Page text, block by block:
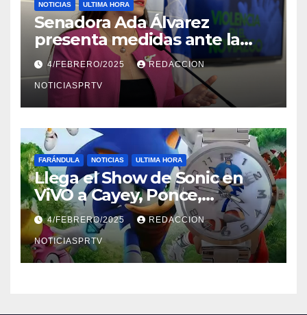
NOTICIAS ULTIMA HORA
Senadora Ada Álvarez
presenta medidas ante la
violencia en el noviazgo
4/FEBRERO/2025 REDACCION
NOTICIASPRTV
FARÁNDULA NOTICIAS ULTIMA HORA
Llega el Show de Sonic en
ViVO a Cayey, Ponce,
Barceloneta y Humacao,
Relojes gratis para el que
compre ahora….
4/FEBRERO/2025 REDACCION
NOTICIASPRTV